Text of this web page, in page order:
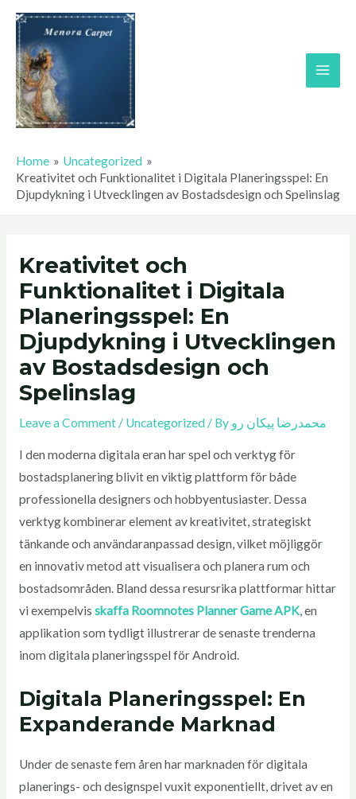
Skip
content
Home
Uncategorized
Kreativitet och Funktionalitet i Digitala Planeringsspel: En
Djupdykning i Utvecklingen av Bostadsdesign och Spelinslag
Kreativitet och
Funktionalitet i Digitala
Planeringsspel: En
Djupdykning i Utvecklingen
av Bostadsdesign och
Spelinslag
Leave a Comment / Uncategorized / By محمدرضا پیکان رو
I den moderna digitala eran har spel och verktyg för
bostadsplanering blivit en viktig plattform för både
professionella designers och hobbyentusiaster. Dessa
verktyg kombinerar element av kreativitet, strategiskt
tänkande och användaranpassad design, vilket möjliggör
en innovativ metod att visualisera och planera rum och
bostadsområden. Bland dessa resursrika plattformar hittar
vi exempelvis skaffa Roomnotes Planner Game APK, en
applikation som tydligt illustrerar de senaste trenderna
inom digitala planeringsspel för Android.
Digitala Planeringsspel: En
Expanderande Marknad
Under de senaste fem åren har marknaden för digitala
planerings- och designspel vuxit exponentiellt, drivet av en